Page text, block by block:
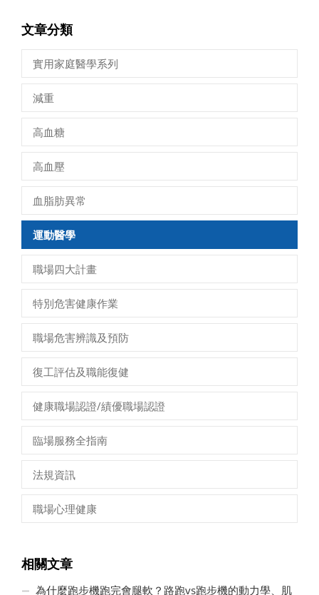
文章分類
實用家庭醫學系列
減重
高血糖
高血壓
血脂肪異常
運動醫學
職場四大計畫
特別危害健康作業
職場危害辨識及預防
復工評估及職能復健
健康職場認證/績優職場認證
臨場服務全指南
法規資訊
職場心理健康
相關文章
為什麼跑步機跑完會腿軟？路跑vs跑步機的動力學、肌